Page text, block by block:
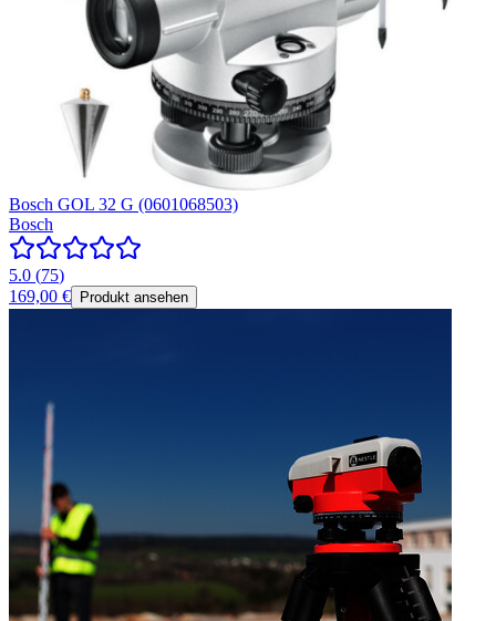
Bosch GOL 32 G (0601068503)
Bosch
5.0 (75)
169,00 €
Produkt ansehen